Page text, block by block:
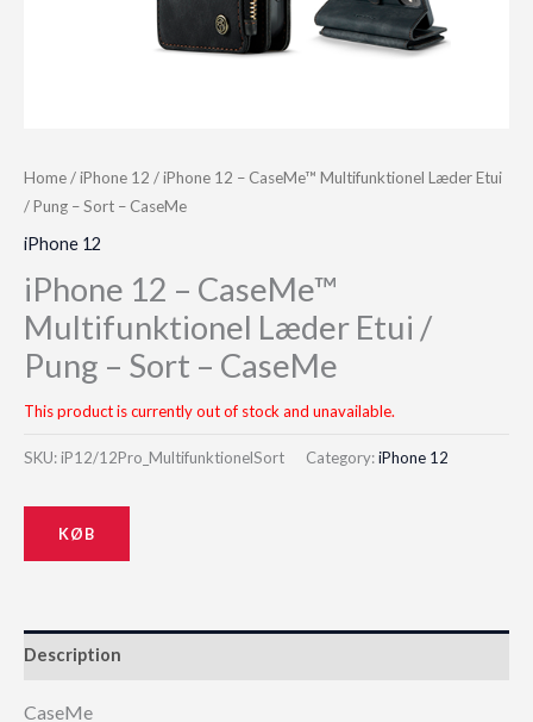
Home/iPhone 12 / iPhone 12 – CaseMe™ Multifunktionel Læder Etui
/ Pung – Sort – CaseMe
iPhone 12
iPhone 12 – CaseMe™
Multifunktionel Læder Etui /
Pung – Sort – CaseMe
This product is currently out of stock and unavailable.
SKU: iP12/12Pro_MultifunktionelSort Category:iPhone 12
KØB
Description
CaseMe